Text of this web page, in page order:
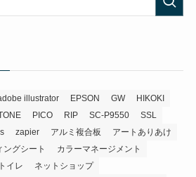
illustrator EPSON GW
HIKOKI
PICO RIP SC-P9550
SSL
zapier アルミ複合板
アートありあけ
ングシート
カラーマネージメント
トイレ
ネットショップ